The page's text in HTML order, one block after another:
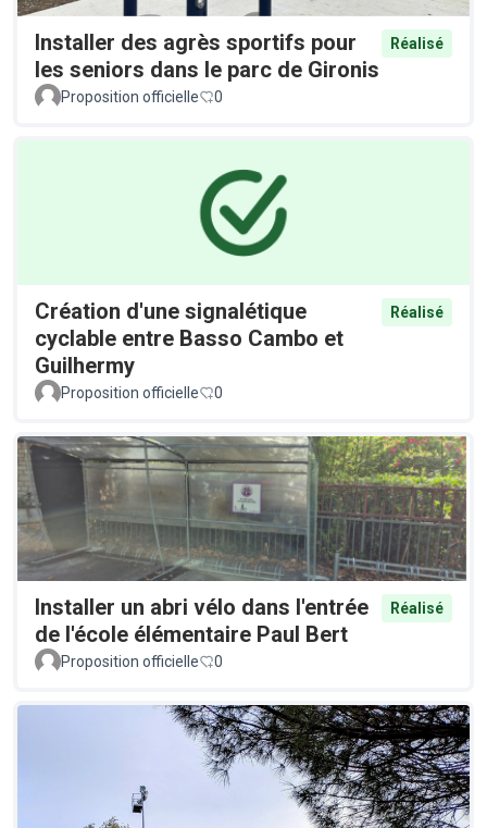
Installer des agrès sportifs pour
les seniors dans le parc de Gironis
Réalisé
Proposition officielle 0
Création d'une signalétique
cyclable entre Basso Cambo et
Guilhermy
Réalisé
Proposition officielle 0
Installer un abri vélo dans l'entrée
de l'école élémentaire Paul Bert
Réalisé
Proposition officielle 0